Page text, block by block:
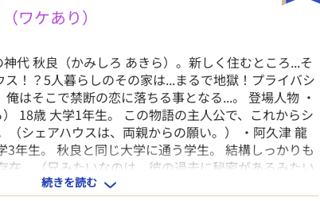
ワケあり）
代 秋良（かみしろ あきら）。新しく住むところ...そ
！？5人暮らしのその家は...まるで地獄！プライバシ
はそこで禁断の恋に落ちる事となる...。 登場人物 ・
18歳 大学1年生。 この物語の主人公で、これからシ
（シェアハウスは、両親からの願い。） ・阿久津 龍
3年生。 秋良と同じ大学に通う学生。 結構しっかりも
在。（兄みたいなのは、彼の過去に秘密があるみたい
ずき こたろう） 17歳 高校2年生。 すごく人懐っこ
続きを読む